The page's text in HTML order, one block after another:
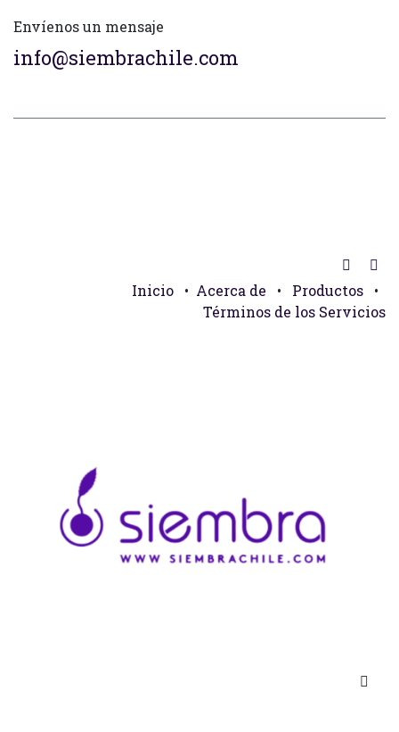
Envíenos un mensaje
info@siembrachile.com
Inicio • Acerca de • Productos
•
Términos de los Servicios